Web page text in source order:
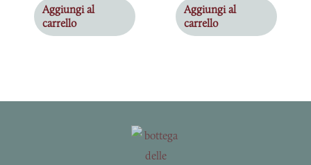
Aggiungi al
carrello
Aggiungi al
carrello